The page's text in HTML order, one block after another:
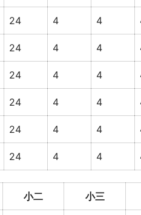
24 4 4
24 4 4
24 4 4
24 4 4
24 4 4
24 4 4
小二 小三